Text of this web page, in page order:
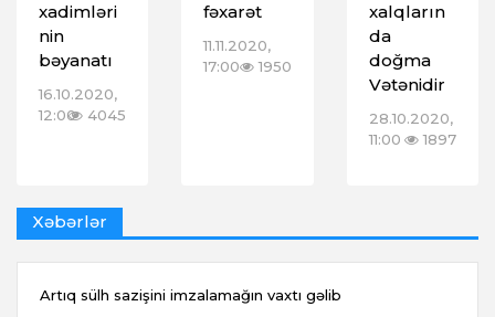
xadimləri
nin
bəyanatı
16.10.2020,
12:00
4045
fəxarət
11.11.2020,
17:00
1950
xalqların
da
doğma
Vətənidir
28.10.2020,
11:00
1897
Xəbərlər
Artıq sülh sazişini imzalamağın vaxtı gəlib